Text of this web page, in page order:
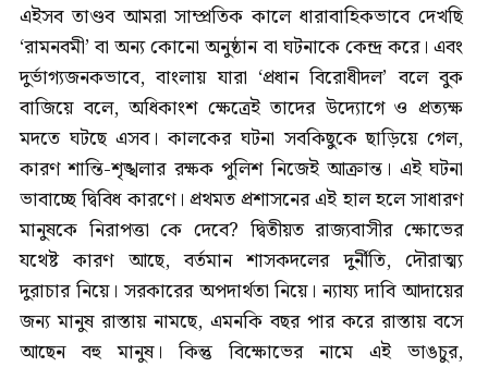
এইসব তাণ্ডব আমরা সাম্প্রতিক কালে ধারাবাহিকভাবে দেখছি
‘রামনবমী’ বা অন্য কোনো অনুষ্ঠান বা ঘটনাকে কেন্দ্র করে। এবং
দুর্ভাগ্যজনকভাবে, বাংলায় যারা ‘প্রধান বিরোধীদল’ বলে বুক
বাজিয়ে বলে, অধিকাংশ ক্ষেত্রেই তাদের উদ্যোগে ও প্রত্যক্ষ
মদতে ঘটছে এসব। কালকের ঘটনা সবকিছুকে ছাড়িয়ে গেল,
কারণ শান্তি-শৃঙ্খলার রক্ষক পুলিশ নিজেই আক্রান্ত। এই ঘটনা
ভাবাচ্ছে দ্বিবিধ কারণে। প্রথমত প্রশাসনের এই হাল হলে সাধারণ
মানুষকে নিরাপত্তা কে দেবে? দ্বিতীয়ত রাজ্যবাসীর ক্ষোভের
যথেষ্ট কারণ আছে, বর্তমান শাসকদলের দুর্নীতি, দৌরাত্ম্য
দুরাচার নিয়ে। সরকারের অপদার্থতা নিয়ে। ন্যায্য দাবি আদায়ের
জন্য মানুষ রাস্তায় নামছে, এমনকি বছর পার করে রাস্তায় বসে
আছেন বহু মানুষ। কিন্তু বিক্ষোভের নামে এই ভাঙচুর,